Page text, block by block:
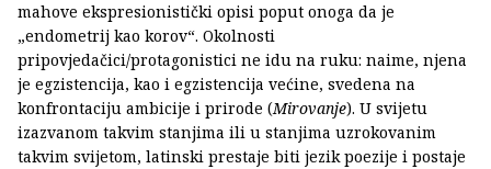
mahove ekspresionistički opisi poput onoga da je
„endometrij kao korov“. Okolnosti
pripovjedačici/protagonistici ne idu na ruku: naime, njena
je egzistencija, kao i egzistencija većine, svedena na
konfrontaciju ambicije i prirode (Mirovanje). U svijetu
izazvanom takvim stanjima ili u stanjima uzrokovanim
takvim svijetom, latinski prestaje biti jezik poezije i postaje